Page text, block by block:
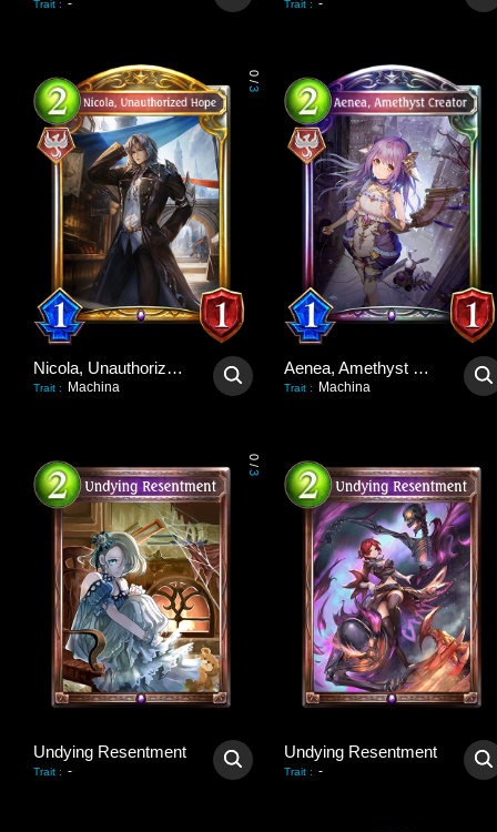
Trait : - Trait : -
0
/
3
Nicola, Unauthorized Hope
Trait : Machina
Aenea, Amethyst Creator
Trait : Machina
0
/
3
Undying Resentment
Trait : -
Undying Resentment
Trait : -